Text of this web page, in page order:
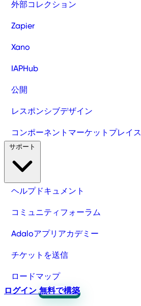
外部コレクション
Zapier
Xano
IAPHub
公開
レスポンシブデザイン
コンポーネントマーケットプレイス
ヘルプドキュメント
コミュニティフォーラム
Adaloアプリアカデミー
チケットを送信
ロードマップ
ログイン 無料で構築